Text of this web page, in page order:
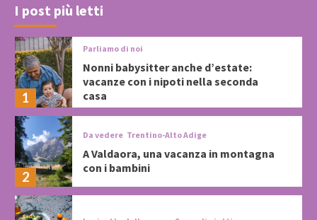
I post più letti
1
Parliamo di noi
Nonni babysitter anche d’estate:
vacanze con i nipoti nella seconda
casa
2
Da vedere Trentino-Alto Adige
A Valdaora, una vacanza in montagna
con i bambini